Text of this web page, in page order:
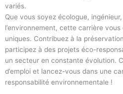
variés.
Que vous soyez écologue,
l’environnement, cette carrière
uniques. Contribuez à la
participez à des projets éco-
un secteur en constante évolution.
d’emploi et lancez-vous dans une
responsabilité environnementale !